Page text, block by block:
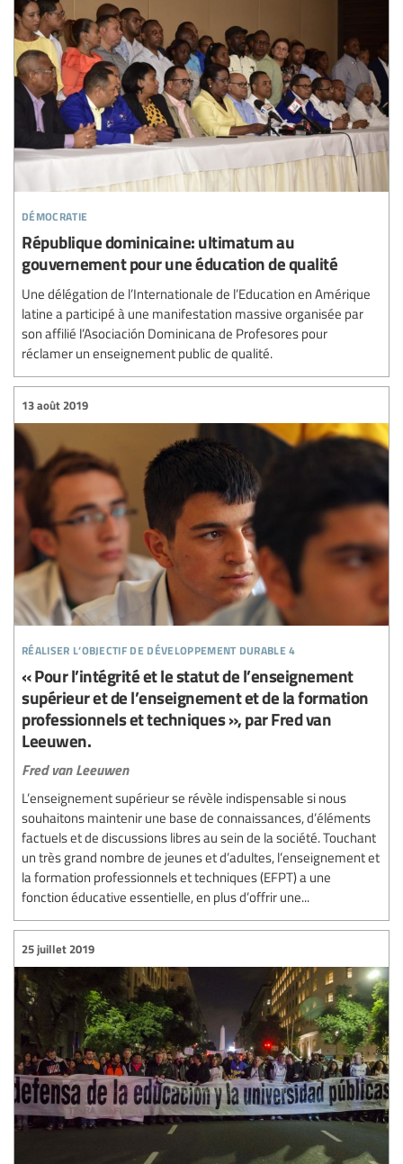
démocratie
République dominicaine: ultimatum au
gouvernement pour une éducation de qualité
Une délégation de l’Internationale de l’Education en Amérique
latine a participé à une manifestation massive organisée par
son affilié l’Asociación Dominicana de Profesores pour
réclamer un enseignement public de qualité.
réaliser l’objectif de développement durable 4
13 août 2019
« Pour l’intégrité et le statut de l’enseignement
supérieur et de l’enseignement et de la formation
professionnels et techniques », par Fred van
Leeuwen.
Fred van Leeuwen
L’enseignement supérieur se révèle indispensable si nous
souhaitons maintenir une base de connaissances, d’éléments
factuels et de discussions libres au sein de la société. Touchant
un très grand nombre de jeunes et d’adultes, l’enseignement et
la formation professionnels et techniques (EFPT) a une
fonction éducative essentielle, en plus d’offrir une...
25 juillet 2019